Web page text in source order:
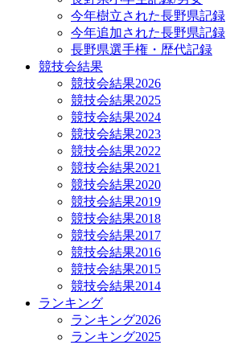
今年樹立された長野県記録
今年追加された長野県記録
長野県選手権・歴代記録
競技会結果
競技会結果2026
競技会結果2025
競技会結果2024
競技会結果2023
競技会結果2022
競技会結果2021
競技会結果2020
競技会結果2019
競技会結果2018
競技会結果2017
競技会結果2016
競技会結果2015
競技会結果2014
ランキング
ランキング2026
ランキング2025